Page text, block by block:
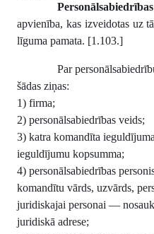
apvienība, kas izveidotas uz
līguma pamata. [1.103.]
Par
šādas ziņas:
1) firma;
2) personālsabiedrības veids;
3) katra komandīta
ieguldījumu kopsumma;
4) personālsabiedrības
komandītu vārds, uzvārds,
juridiskajai personai —
juridiskā adrese;